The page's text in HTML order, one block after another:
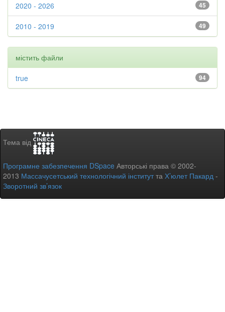
45
2020 - 2026
49
2010 - 2019
містить файли
94
true
Тема від
Програмне забезпечення DSpace Авторські права © 2002-
2013 Массачусетський технологічний інститутта Х’юлет Пакард -
Зворотний зв’язок